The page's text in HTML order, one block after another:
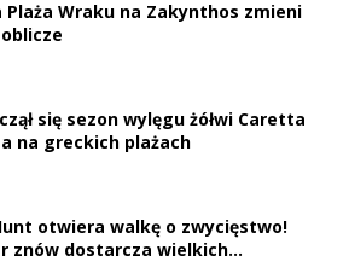
Plaża Wraku na Zakynthos zmieni
się sezon wylęgu żółwi Caretta
na greckich plażach
otwiera walkę o zwycięstwo!
znów dostarcza wielkich…